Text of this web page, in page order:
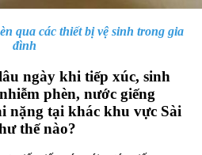
qua các thiết bị vệ sinh trong gia
đình
ngày khi tiếp xúc, sinh
phèn, nước giếng
nặng tại khác khu vực Sài
thế nào?